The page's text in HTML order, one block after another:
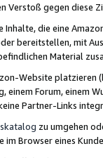
Verstoß gegen diese
Inhalte, die eine
bereitstellen, mit
Material
Website
einem Forum, einem
Partner-Links
zu umgehen
im Browser eines